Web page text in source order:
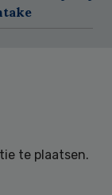
te plaatsen.